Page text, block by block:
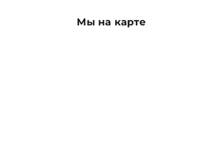
Мы на карте